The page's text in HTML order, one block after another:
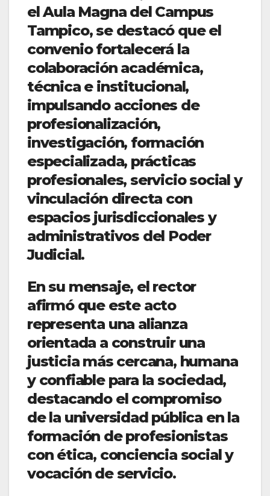
el Aula Magna del Campus
Tampico, se destacó que el
convenio fortalecerá la
colaboración académica,
técnica e institucional,
impulsando acciones de
profesionalización,
investigación, formación
especializada, prácticas
profesionales, servicio social y
vinculación directa con
espacios jurisdiccionales y
administrativos del Poder
Judicial.
En su mensaje, el rector
afirmó que este acto
representa una alianza
orientada a construir una
justicia más cercana, humana
y confiable para la sociedad,
destacando el compromiso
de la universidad pública en la
formación de profesionistas
con ética, conciencia social y
vocación de servicio.